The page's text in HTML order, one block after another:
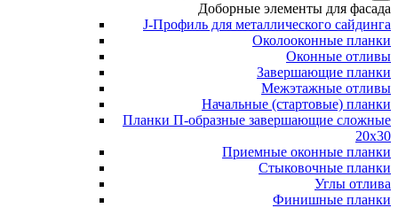
Доборные элементы для фасада
J-Профиль для металлического сайдинга
Околооконные планки
Оконные отливы
Завершающие планки
Межэтажные отливы
Начальные (стартовые) планки
Планки П-образные завершающие сложные
20x30
Приемные оконные планки
Стыковочные планки
Углы отлива
Финишные планки